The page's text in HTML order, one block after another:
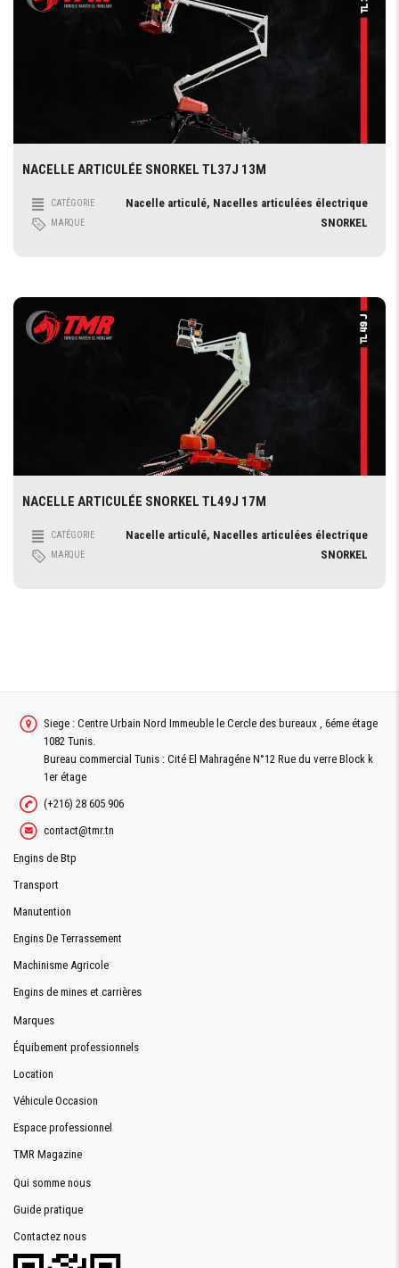
NACELLE ARTICULÉE SNORKEL TL37J 13M
CATÉGORIE Nacelle articulé, Nacelles articulées électrique
MARQUE SNORKEL
NACELLE ARTICULÉE SNORKEL TL49J 17M
CATÉGORIE Nacelle articulé, Nacelles articulées électrique
MARQUE SNORKEL
Siege : Centre Urbain Nord Immeuble le Cercle des bureaux , 6éme étage
1082 Tunis.
Bureau commercial Tunis : Cité El Mahragéne N°12 Rue du verre Block k
1er étage
(+216) 28 605 906
contact@tmr.tn
Engins de Btp
Transport
Manutention
Engins De Terrassement
Machinisme Agricole
Engins de mines et carrières
Marques
Équibement professionnels
Location
Véhicule Occasion
Espace professionnel
TMR Magazine
Qui somme nous
Guide pratique
Contactez nous